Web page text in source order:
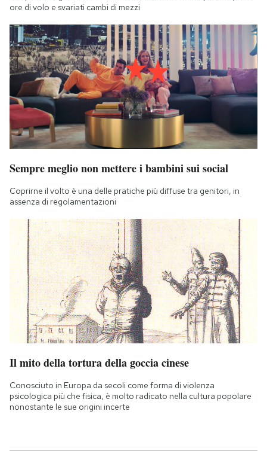
ore di volo e svariati cambi di mezzi
Sempre meglio non mettere i bambini sui social
Coprirne il volto è una delle pratiche più diffuse tra genitori, in
assenza di regolamentazioni
Il mito della tortura della goccia cinese
Conosciuto in Europa da secoli come forma di violenza
psicologica più che fisica, è molto radicato nella cultura popolare
nonostante le sue origini incerte